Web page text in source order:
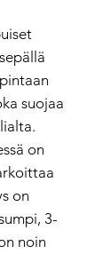
suojaa
on
on
3-
noin